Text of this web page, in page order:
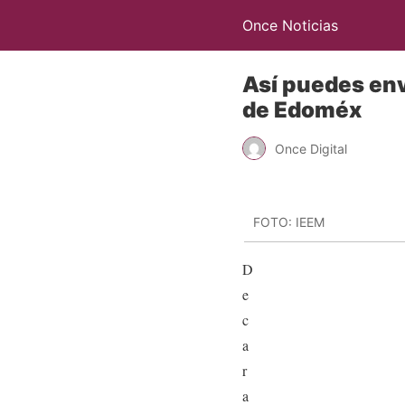
Once Noticias
Así puedes
de Edoméx
Once Digital
FOTO: IEEM
D
e
c
a
r
a